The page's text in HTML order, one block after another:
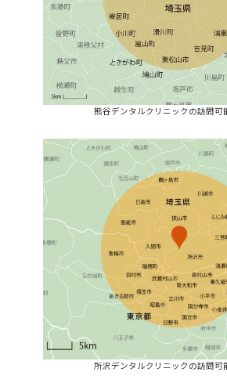
熊谷デンタルクリニックの訪問可
所沢デンタルクリニックの訪問可